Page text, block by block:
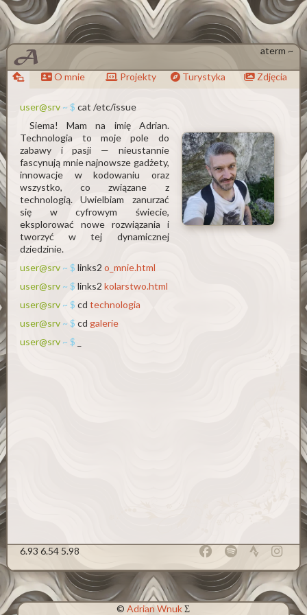
aterm ~
O mnie Projekty Turystyka Zdjęcia
user@srv ~ $ cat /etc/issue
Siema! Mam na imię Adrian.
Technologia to moje pole do
zabawy i pasji — nieustannie
fascynują mnie najnowsze gadżety,
innowacje w kodowaniu oraz
wszystko, co związane z
technologią. Uwielbiam zanurzać
się w cyfrowym świecie,
eksplorować nowe rozwiązania i
tworzyć w tej dynamicznej
dziedzinie.
user@srv ~ $ links2o_mnie.html
user@srv ~ $ links2kolarstwo.html
user@srv ~ $ cdtechnologia
user@srv ~ $ cdgalerie
user@srv ~ $
6.93 6.54 5.98
©Adrian WnukΣ